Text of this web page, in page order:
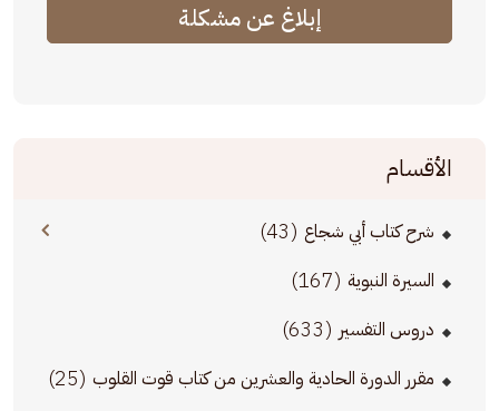
إبلاغ عن مشكلة
الأقسام
شرح كتاب أبي شجاع (43)
السيرة النبوية (167)
دروس التفسير (633)
مقرر الدورة الحادية والعشرين من كتاب قوت القلوب (25)